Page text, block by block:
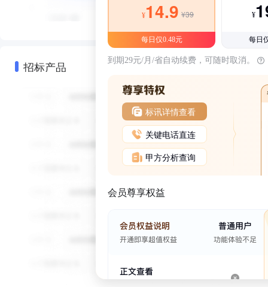
招标产品
¥14.9 ¥39
每日仅0.48元
¥
每日
到期29元/月/省自动续费，可随时取消。
标讯详情查看
关键电话直连
甲方分析查询
会员尊享权益